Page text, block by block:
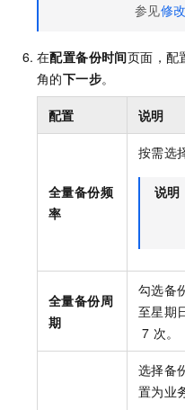
参见修
在配置备份时间页面，配
角的下一步。
配置 说明
全量备份频
率
按需选
说明
全量备份周
期
勾选备
至星期
7 次。
选择备
置为业